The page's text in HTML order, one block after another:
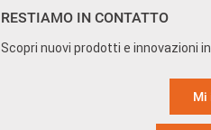
RESTIAMO IN CONTATTO
Scopri nuovi prodotti e innovazioni
Mi